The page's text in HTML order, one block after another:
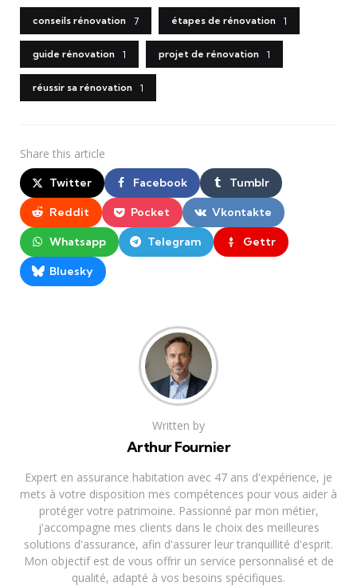
conseils rénovation 7 étapes de rénovation 1
guide rénovation 1 projet de rénovation 1
réussir sa rénovation 1
Share this article
Twitter Facebook Tumblr
Reddit Pocket Vkontakte
Whatsapp Telegram Gettr
Bluesky
Written by
Arthur Fournier
Expert en assurance habitation avec 47 ans d'expérience, je
mets à votre disposition mes compétences pour vous aider à
protéger votre patrimoine. Passionné par mon métier,
j'accompagne mes clients dans le choix des meilleures
solutions d'assurance, afin d'assurer leur tranquillité d'esprit.
Mon objectif est de vous offrir un service personnalisé et de
qualité, adapté à vos besoins spécifiques.